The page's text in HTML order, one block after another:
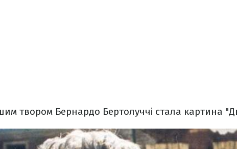
твором Бернардо Бертолуччі стала картина